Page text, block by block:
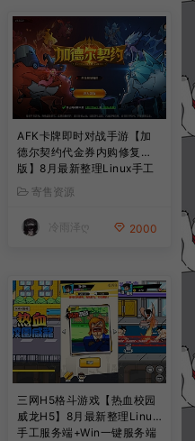
AFK卡牌即时对战手游【加
德尔契约代金券内购修复
版】8月最新整理Linux手工
服务端+前后端全套源码+CD
K授权后台+安卓苹果双端
+详细搭建教程+视频教程
寄售资源
冷雨泽ღ 2000
三网H5格斗游戏【热血校园
威龙H5】8月最新整理Linux
手工服务端+Win一键服务端